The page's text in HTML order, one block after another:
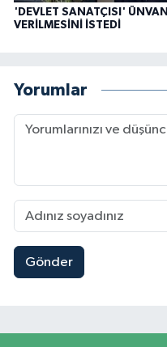
'DEVLET SANATÇISI' ÜNVANI
VERİLMESİNİ İSTEDİ
Yorumlar
Gönder